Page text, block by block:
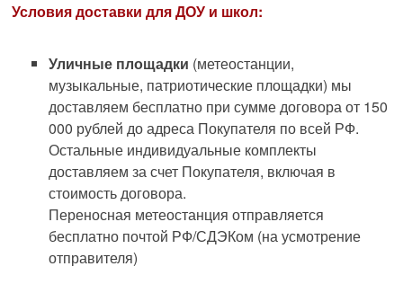
Условия доставки для ДОУ и школ:
Уличные площадки (метеостанции,
музыкальные, патриотические площадки) мы
доставляем бесплатно при сумме договора от 150
000 рублей до адреса Покупателя по всей РФ.
Остальные индивидуальные комплекты
доставляем за счет Покупателя, включая в
стоимость договора.
Переносная метеостанция отправляется
бесплатно почтой РФ/СДЭКом (на усмотрение
отправителя)